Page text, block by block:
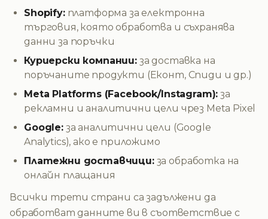
Shopify:платформа за електронна
търговия, която обработва и съхранява
данни за поръчки
Куриерски компании:за доставка на
поръчаните продукти (Еконт, Спиди и др.)
Meta Platforms (Facebook/Instagram): за
рекламни и аналитични цели чрез Meta Pixel
Google:за аналитични цели (Google
Analytics), ако е приложимо
Платежни доставчици:за обработка на
онлайн плащания
Всички трети страни са задължени да
обработват данните ви в съответствие с